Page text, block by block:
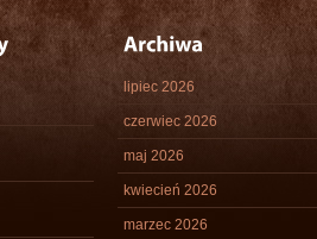
lipiec 2026
czerwiec 2026
maj 2026
kwiecień 2026
marzec 2026